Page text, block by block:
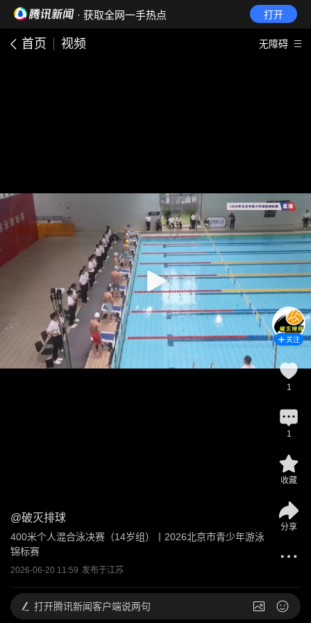
· 获取全网一手热点 打开
首页 视频 无障碍
@破灭排球
400米个人混合泳决赛（14岁组）丨2026北京市青少年游泳
锦标赛
2026-06-20 11:59 发布于江苏
关注
1
1
收藏
分享
打开腾讯新闻客户端说两句